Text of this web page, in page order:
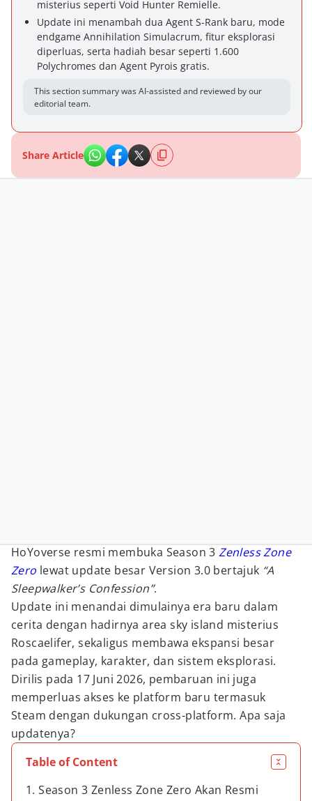
misterius seperti Void Hunter Remielle.
Update ini menambah dua Agent S-Rank baru, mode
endgame Annihilation Simulacrum, fitur eksplorasi
diperluas, serta hadiah besar seperti 1.600
Polychromes dan Agent Pyrois gratis.
This section summary was AI-assisted and reviewed by our
editorial team.
Share Article
HoYoverse resmi membuka Season 3Zenless Zone
Zero lewat update besar Version 3.0 bertajuk “A
Sleepwalker’s Confession”.
Update ini menandai dimulainya era baru dalam
cerita dengan hadirnya area sky island misterius
Roscaelifer, sekaligus membawa ekspansi besar
pada gameplay, karakter, dan sistem eksplorasi.
Dirilis pada 17 Juni 2026, pembaruan ini juga
memperluas akses ke platform baru termasuk
Steam dengan dukungan cross-platform. Apa saja
updatenya?
Table of Content
1. Season 3 Zenless Zone Zero Akan Resmi